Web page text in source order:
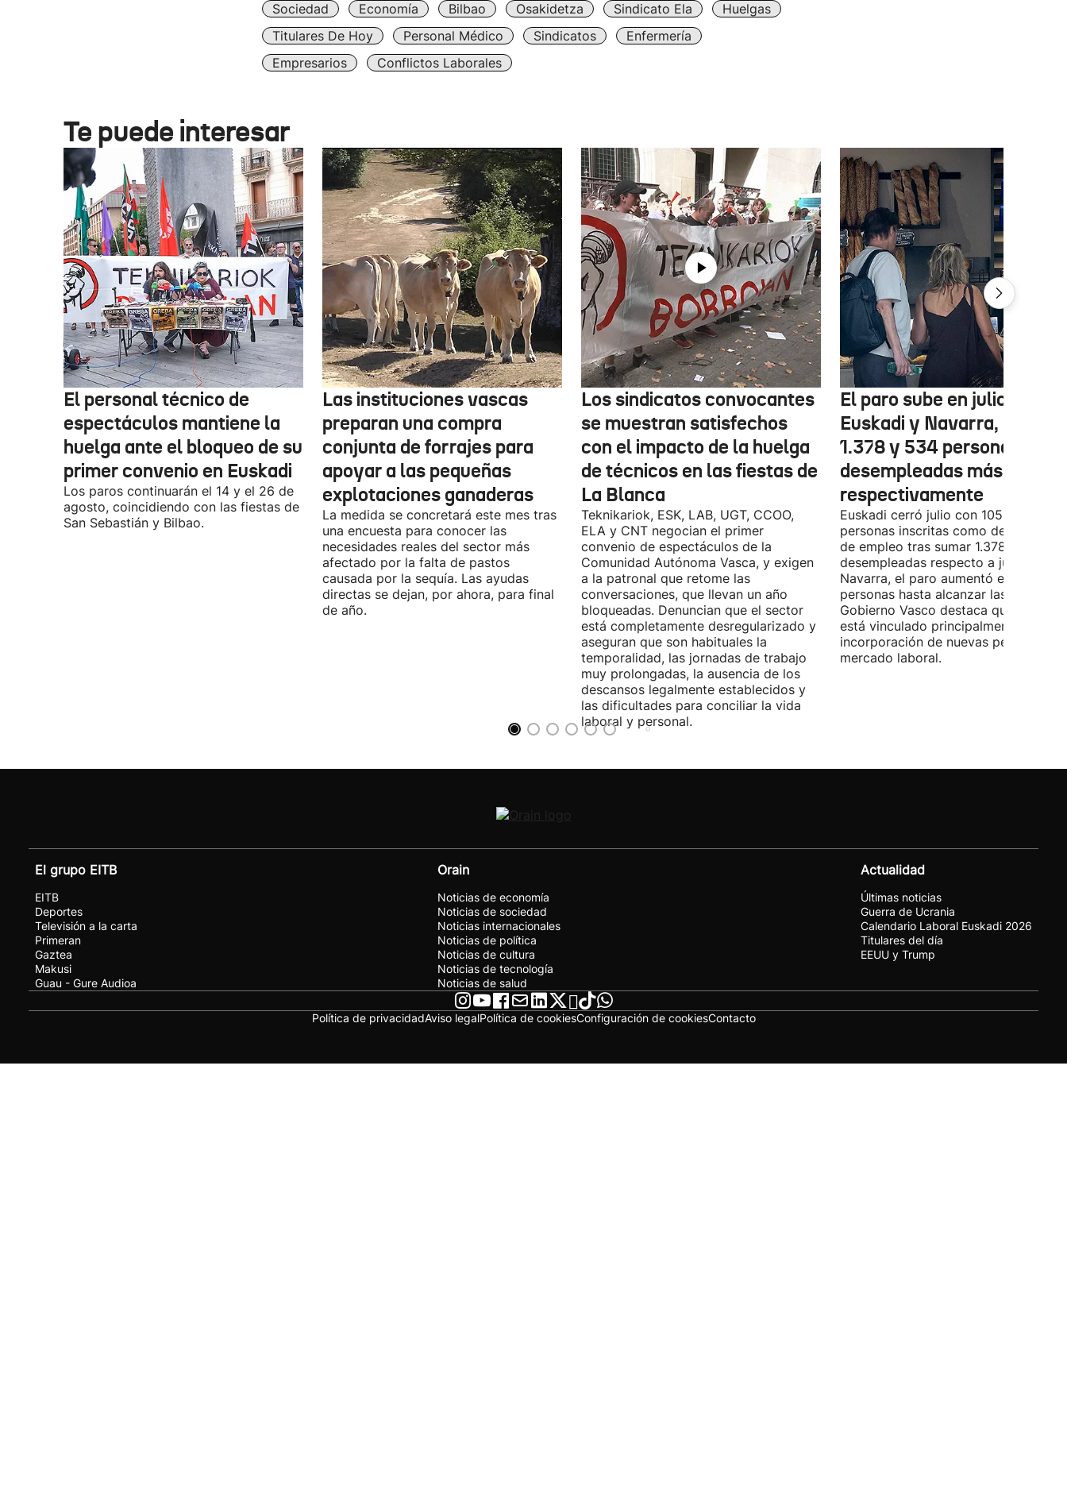
Sociedad Economía Bilbao Osakidetza Sindicato Ela
Huelgas
Titulares De Hoy
Personal Médico Sindicatos
Enfermería
Empresarios
Conflictos Laborales
Te puede interesar
El personal técnico de
espectáculos mantiene la
huelga ante el bloqueo de su
primer convenio en Euskadi
Los paros continuarán el 14 y el 26 de
agosto, coincidiendo con las fiestas de
San Sebastián y Bilbao.
Las instituciones vascas
preparan una compra
conjunta de forrajes para
apoyar a las pequeñas
explotaciones ganaderas
La medida se concretará este mes tras
una encuesta para conocer las
necesidades reales del sector más
afectado por la falta de pastos
causada por la sequía. Las ayudas
directas se dejan, por ahora, para final
de año.
Los sindicatos convocantes
se muestran satisfechos
con el impacto de la huelga
de técnicos en las fiestas de
La Blanca
Teknikariok, ESK, LAB, UGT, CCOO,
ELA y CNT negocian el primer
convenio de espectáculos de la
Comunidad Autónoma Vasca, y exigen
a la patronal que retome las
conversaciones, que llevan un año
bloqueadas. Denuncian que el sector
está completamente desregularizado y
aseguran que son habituales la
temporalidad, las jornadas de trabajo
muy prolongadas, la ausencia de los
descansos legalmente establecidos y
las dificultades para conciliar la vida
laboral y personal.
El paro sube en julio en
Euskadi y Navarra, con
1.378 y 534 personas
desempleadas más,
respectivamente
Euskadi cerró julio con 105.590
personas inscritas como
de empleo tras sumar 1.378 personas
desempleadas respecto a junio. En
Navarra, el paro aumentó en 534
personas hasta alcanzar las 28.843.
Gobierno Vasco destaca que este
está vinculado principalmente a la
incorporación de nuevas personas al
mercado laboral.
El grupo EITB
EITB
Deportes
Televisión a la carta
Primeran
Gaztea
Makusi
Guau - Gure Audioa
Orain
Noticias de economía
Noticias de sociedad
Noticias internacionales
Noticias de política
Noticias de cultura
Noticias de tecnología
Noticias de salud
Actualidad
Últimas noticias
Guerra de Ucrania
Calendario Laboral Euskadi 2026
Titulares del día
EEUU y Trump
Política de privacidadAviso legalPolítica de cookiesConfiguración de cookiesContacto